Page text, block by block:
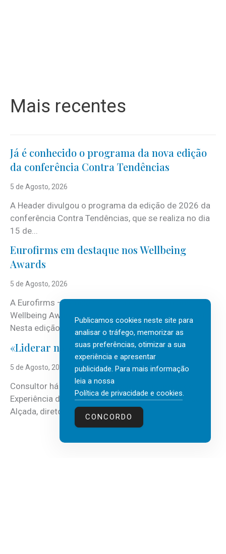
Mais recentes
Já é conhecido o programa da nova edição
da conferência Contra Tendências
5 de Agosto, 2026
A Header divulgou o programa da edição de 2026 da
conferência Contra Tendências, que se realiza no dia
15 de...
Eurofirms em destaque nos Wellbeing
Awards
5 de Agosto, 2026
A Eurofirms – People first está de regresso aos
Wellbeing Awards, integrando o Top Wellbeing 2026.
Nesta edição, a multinacional...
«Liderar não é um talento místico.»
5 de Agosto, 2026
Consultor há mais de três décadas nas áreas de
Experiência do Cliente, Vendas e Liderança, Manuel
Alçada, diretor executivo da...
Publicamos cookies neste site para
analisar o tráfego, memorizar as
suas preferências, otimizar a sua
experiência e apresentar
publicidade. Para mais informação
leia a nossa
Política de privacidade e cookies.
CONCORDO